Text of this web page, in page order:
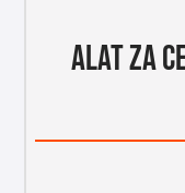
ALAT ZA